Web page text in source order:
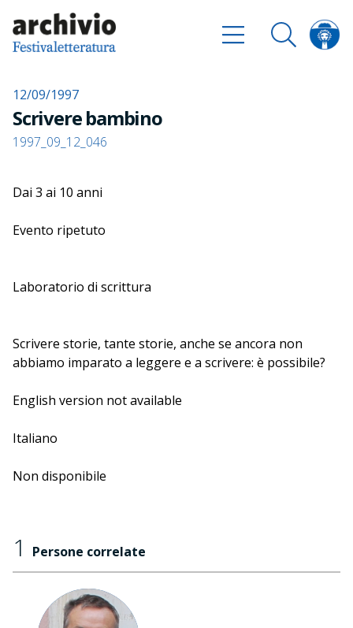
12/09/1997
Scrivere bambino
1997_09_12_046
Dai 3 ai 10 anni
Evento ripetuto
Laboratorio di scrittura
Scrivere storie, tante storie, anche se ancora non
abbiamo imparato a leggere e a scrivere: è possibile?
nuovo fatto di segni e di simboli a cui corrispondono
laboratorio di scrittura si svolge a partire da lunedì 8
English version not available
Italiano
Non disponibile
1 Persone correlate